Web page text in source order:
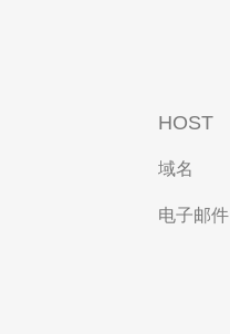
HOST
域名
电子邮件